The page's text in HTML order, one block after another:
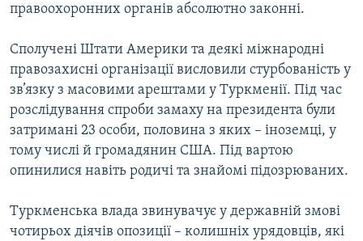
РУС
УКР
КТАТ
ДОЛУЧАЙСЯ!
правоохоронних органів абсолютно законні.
Сполучені Штати Америки та деякі міжнародні
правозахисні організації висловили стурбованість у
зв’язку з масовими арештами у Туркменії. Під час
розслідування спроби замаху на президента були
затримані 23 особи, половина з яких – іноземці, у
тому числі й громадянин США. Під вартою
опинилися навіть родичі та знайомі підозрюваних.
Туркменська влада звинувачує у державній змові
чотирьох діячів опозиції – колишніх урядовців, які